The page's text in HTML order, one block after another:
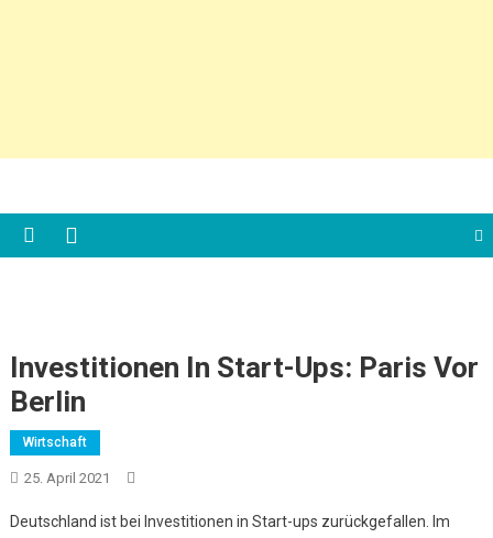
Investitionen In Start-Ups: Paris Vor
Berlin
Wirtschaft
25. April 2021
Deutschland ist bei Investitionen in Start-ups zurückgefallen. Im